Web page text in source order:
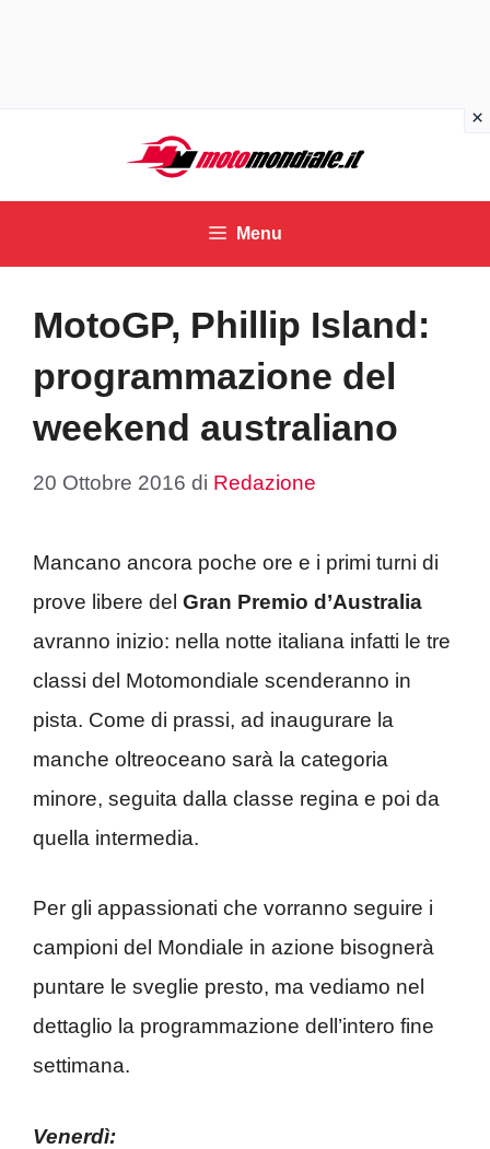
contenuto
Menu
MotoGP, Phillip Island:
programmazione del
weekend australiano
20 Ottobre 2016 di Redazione
Mancano ancora poche ore e i primi turni di
prove libere del Gran Premio d’Australia
avranno inizio: nella notte italiana infatti le tre
classi del Motomondiale scenderanno in
pista. Come di prassi, ad inaugurare la
manche oltreoceano sarà la categoria
minore, seguita dalla classe regina e poi da
quella intermedia.
Per gli appassionati che vorranno seguire i
campioni del Mondiale in azione bisognerà
puntare le sveglie presto, ma vediamo nel
dettaglio la programmazione dell’intero fine
settimana.
Venerdì: